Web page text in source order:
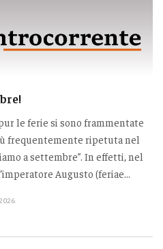
le ferie si sono frammentate
frequentemente ripetuta nel
a settembre”. In effetti, nel
Augusto (feriae...